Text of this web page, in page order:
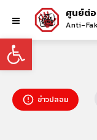
Open toolbar
ศูนย์ต่อ
Anti-
ข่าวปลอม